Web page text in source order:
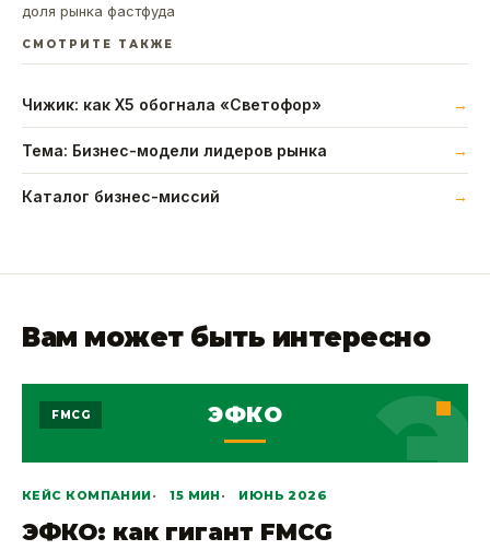
доля рынка фастфуда
СМОТРИТЕ ТАКЖЕ
Чижик: как X5 обогнала «Светофор»
Тема: Бизнес-модели лидеров рынка
Каталог бизнес-миссий
Вам может быть интересно
FMCG Э
ЭФКО
КЕЙС КОМПАНИИ 15 МИН ИЮНЬ 2026
ЭФКО: как гигант FMCG